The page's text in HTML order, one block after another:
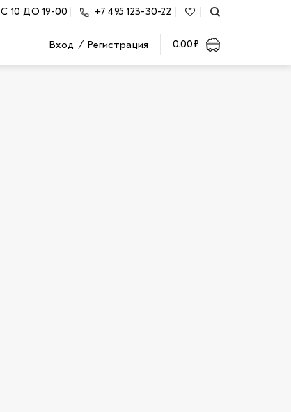
С 10 ДО 19-00 +7 495 123-30-22
Вход / Регистрация 0.00₽